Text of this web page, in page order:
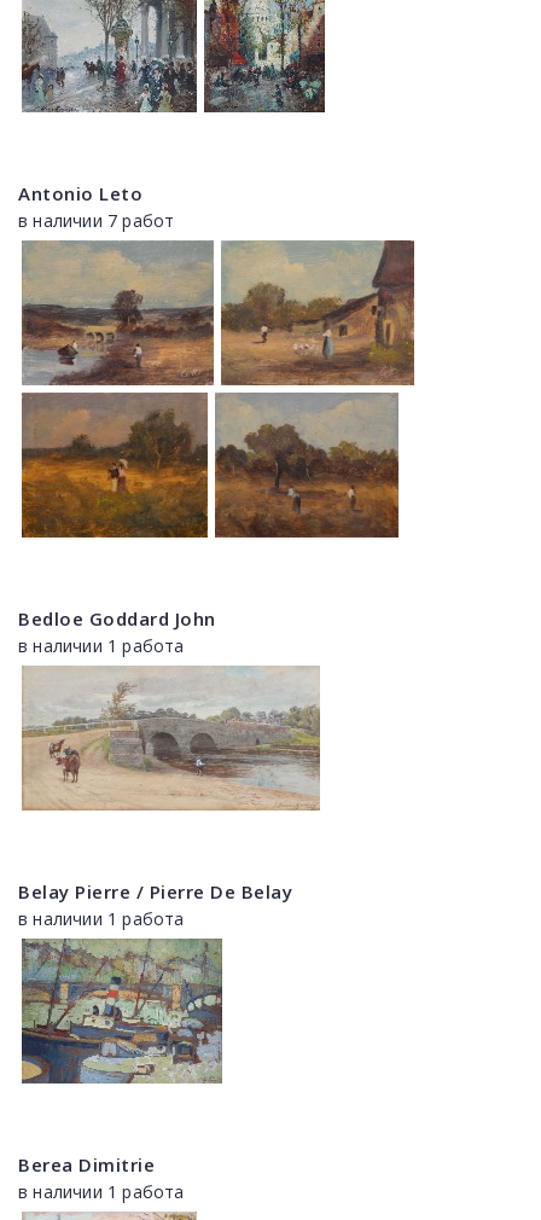
Antonio Leto
в наличии 7 работ
Bedloe Goddard John
в наличии 1 работа
Belay Pierre / Pierre De Belay
в наличии 1 работа
Berea Dimitrie
в наличии 1 работа